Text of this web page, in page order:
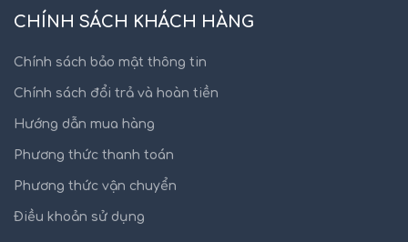
CHÍNH SÁCH KHÁCH HÀNG
Chính sách bảo mật thông tin
Chính sách đổi trả và hoàn tiền
Hướng dẫn mua hàng
Phương thức thanh toán
Phương thức vận chuyển
Điều khoản sử dụng